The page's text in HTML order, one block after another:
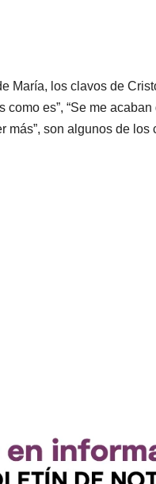
María, los clavos de
es”, “Se me
son algunos de los